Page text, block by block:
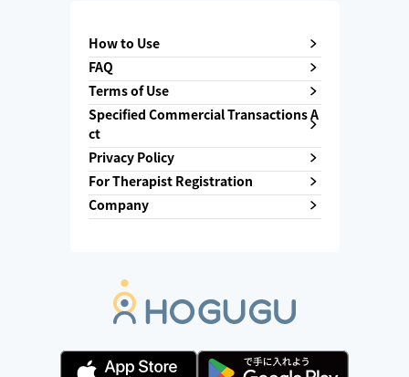
How to Use
FAQ
Terms of Use
Specified Commercial Transactions A
ct
Privacy Policy
For Therapist Registration
Company